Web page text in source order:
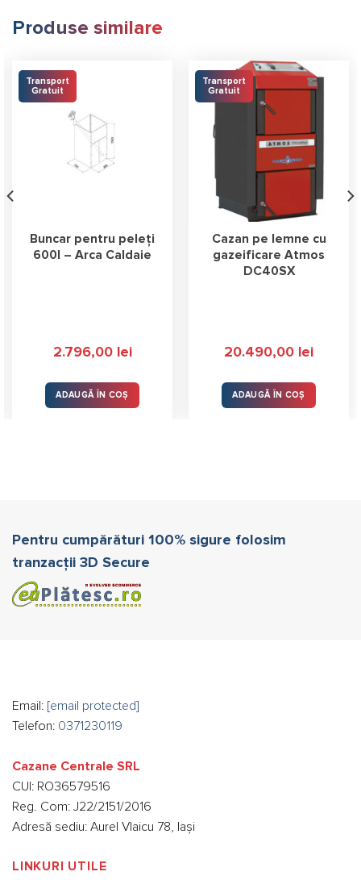
Produse similare
Transport
Gratuit
Buncar pentru peleți
600l – Arca Caldaie
2.796,00 lei
ADAUGĂ ÎN COȘ
Transport
Gratuit
Cazan pe lemne cu
gazeificare Atmos
DC40SX
20.490,00 lei
ADAUGĂ ÎN COȘ
Pentru cumpărături 100% sigure folosim
tranzacții 3D Secure
Email: [email protected]
Telefon: 0371230119
Cazane Centrale SRL
CUI: RO36579516
Reg. Com: J22/2151/2016
Adresă sediu: Aurel Vlaicu 78, Iași
LINKURI UTILE